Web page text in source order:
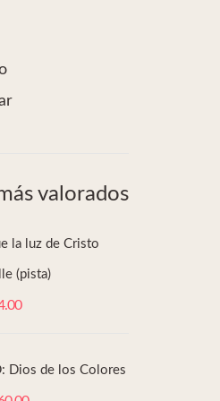
valorados
la luz de Cristo
(pista)
Dios de los Colores